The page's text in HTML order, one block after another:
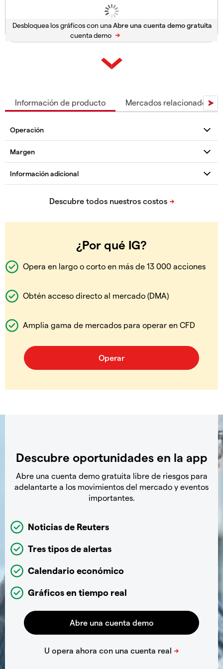
Desbloquea los gráficos con una
cuenta demo
Información de producto Mercados relacionados
¿Por qué IG?
Opera en largo o corto en más de 13 000 acciones
Obtén acceso directo al mercado (DMA)
Amplia gama de mercados para operar en CFD
Descubre oportunidades en la app
Abre una cuenta demo gratuita libre de riesgos para
adelantarte a los movimientos del mercado y eventos
importantes.
Noticias de Reuters
Tres tipos de alertas
Calendario económico
Gráficos en tiempo real